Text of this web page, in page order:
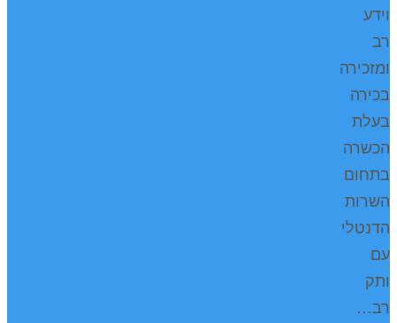
וידע
רב
ומזכירה
בכירה
בעלת
הכשרה
בתחום
השרות
הדנטלי
עם
ותק
רב…